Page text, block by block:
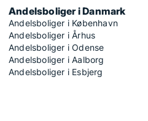
Andelsboliger i Danmark
Andelsboliger i København
Andelsboliger i Århus
Andelsboliger i Odense
Andelsboliger i Aalborg
Andelsboliger i Esbjerg